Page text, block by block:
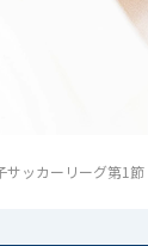
ッカーリーグ第1節